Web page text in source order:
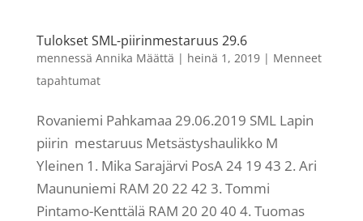
Tulokset SML-piirinmestaruus 29.6
mennessä Annika Määttä | heinä 1, 2019| Menneet
tapahtumat
Rovaniemi Pahkamaa 29.06.2019 SML Lapin
piirin mestaruus Metsästyshaulikko M
Yleinen 1. Mika Sarajärvi PosA 24 19 43 2. Ari
Maununiemi RAM 20 22 42 3. Tommi
Pintamo-Kenttälä RAM 20 20 40 4. Tuomas